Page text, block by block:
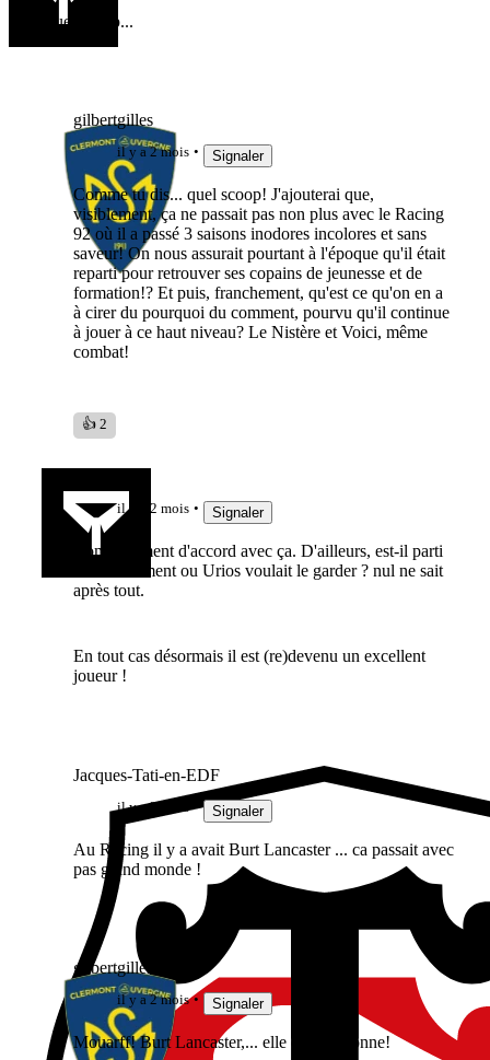
Quel scoop...
gilbertgilles
il y a 2 mois Signaler
Comme tu dis... quel scoop! J'ajouterai que,
visiblement, ça ne passait pas non plus avec le Racing
92 où il a passé 3 saisons inodores incolores et sans
saveur! On nous assurait pourtant à l'époque qu'il était
reparti pour retrouver ses copains de jeunesse et de
formation!? Et puis, franchement, qu'est ce qu'on en a
à cirer du pourquoi du comment, pourvu qu'il continue
à jouer à ce haut niveau? Le Nistère et Voici, même
combat!
👍 2
il y a 2 mois Signaler
Complètement d'accord avec ça. D'ailleurs, est-il parti
volontairement ou Urios voulait le garder ? nul ne sait
après tout.
En tout cas désormais il est (re)devenu un excellent
joueur !
Jacques-Tati-en-EDF
il y a 2 mois Signaler
Au Racing il y a avait Burt Lancaster ... ca passait avec
pas grand monde !
gilbertgilles
il y a 2 mois Signaler
Mouarff! Burt Lancaster,... elle est très bonne!